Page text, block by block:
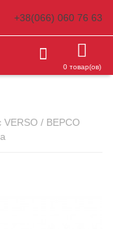
+38(066) 060 76 63
0 товар(ов)
VERSO / ВЕРСО